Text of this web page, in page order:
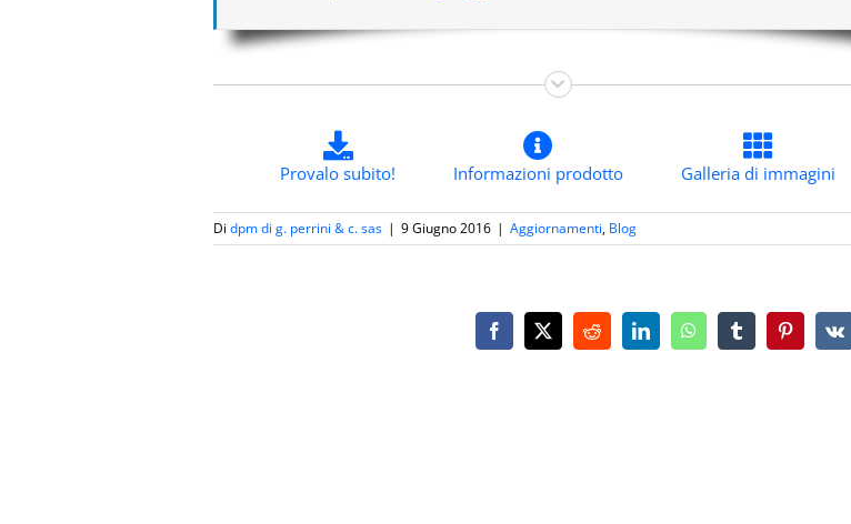
Provalo subito! Informazioni prodotto Galleria di immagini
Di dpm di g. perrini & c. sas | 9 Giugno 2016 | Aggiornamenti, Blog
Facebook
X RedditLinkedInWhatsAppTumblrPinterest
Vk